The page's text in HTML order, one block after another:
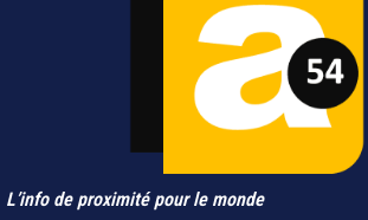
L’info de proximité pour le monde